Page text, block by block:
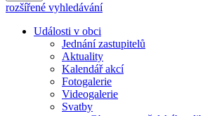
rozšířené vyhledávání
Události v obci
Jednání zastupitelů
Aktuality
Kalendář akcí
Fotogalerie
Videogalerie
Svatby